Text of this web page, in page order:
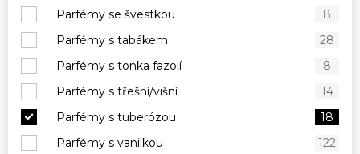
Parfémy se švestkou
8
Parfémy s tabákem
28
Parfémy s tonka fazolí
8
Parfémy s třešní/višní
14
Parfémy s tuberózou
18
Parfémy s vanilkou
122